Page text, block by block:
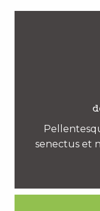
senectus et